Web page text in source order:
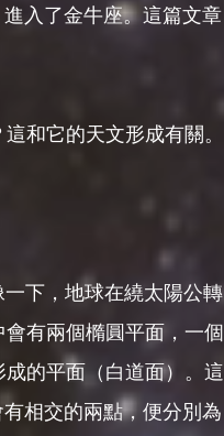
入了金牛座。這篇文章
和它的天文形成有關。
下，地球在繞太陽公轉
有兩個橢圓平面，一個
的平面（白道面）。這
相交的兩點，便分別為